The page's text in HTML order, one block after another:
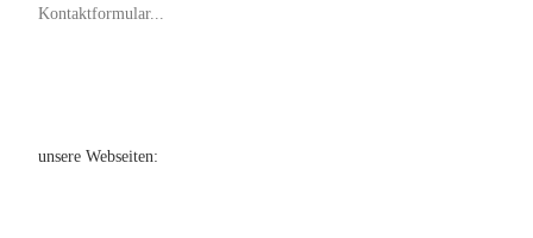
Kontaktformular...
unsere Webseiten: